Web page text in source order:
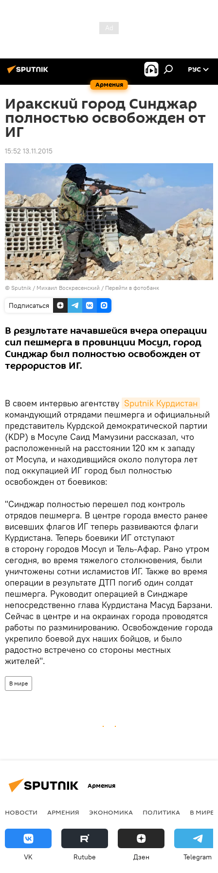
Армения
РУС
Иракский город Синджар
полностью освобожден от
ИГ
15:52 13.11.2015
© Sputnik / Михаил Воскресенский / Перейти в фотобанк
Подписаться
В результате начавшейся вчера операции
сил пешмерга в провинции Мосул, город
Синджар был полностью освобожден от
террористов ИГ.
В своем интервью агентству Sputnik Курдистан
командующий отрядами пешмерга и официальный
представитель Курдской демократической партии
(KDP) в Мосуле Саид Мамузини рассказал, что
расположенный на расстоянии 120 км к западу
от Мосула, и находивщийся около полутора лет
под оккупацией ИГ город был полностью
освобожден от боевиков:
"Синджар полностью перешел под контроль
отрядов пешмерга. В центре города вместо ранее
висевших флагов ИГ теперь развиваются флаги
Курдистана. Теперь боевики ИГ отступают
в сторону городов Мосул и Тель-Афар. Рано утром
сегодня, во время тяжелого столкновения, были
уничтожены сотни исламистов ИГ. Также во время
операции в результате ДТП погиб один солдат
пешмерга. Руководит операцией в Синджаре
непосредственно глава Курдистана Масуд Барзани.
Сейчас в центре и на окраинах города проводятся
работы по разминированию. Освобождение города
укрепило боевой дух наших бойцов, и было
радостно встречено со стороны местных
жителей".
В мире
Армения
НОВОСТИ АРМЕНИЯ ЭКОНОМИКА ПОЛИТИКА В МИРЕ
VK Rutube Дзен Telegram